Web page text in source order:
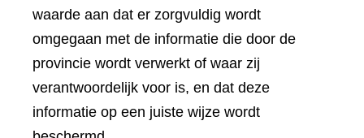
waarde aan dat er zorgvuldig wordt
omgegaan met de informatie die door de
provincie wordt verwerkt of waar zij
verantwoordelijk voor is, en dat deze
informatie op een juiste wijze wordt